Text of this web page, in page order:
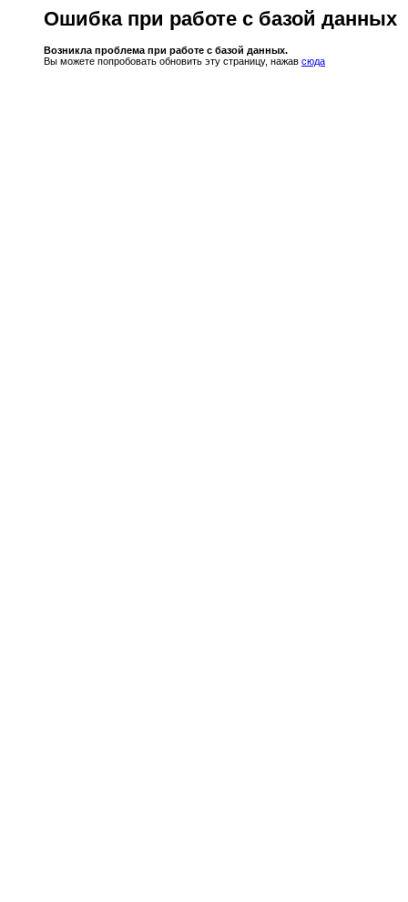
Ошибка при работе с базой данных
Возникла проблема при работе с базой данных.
Вы можете попробовать обновить эту страницу, нажав сюда